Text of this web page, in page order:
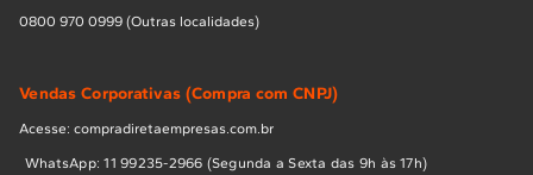
0800 970 0999 (Outras localidades)
Vendas Corporativas (Compra com CNPJ)
Acesse: compradiretaempresas.com.br
WhatsApp: 11 99235-2966 (Segunda a Sexta das 9h às 17h)